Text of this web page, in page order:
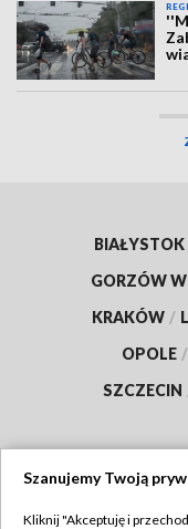
BIAŁYSTOK
GORZÓW
KRAKÓW /
OPOLE /
SZCZECIN
Szanujemy Twoją
Kliknij "Akceptuję i